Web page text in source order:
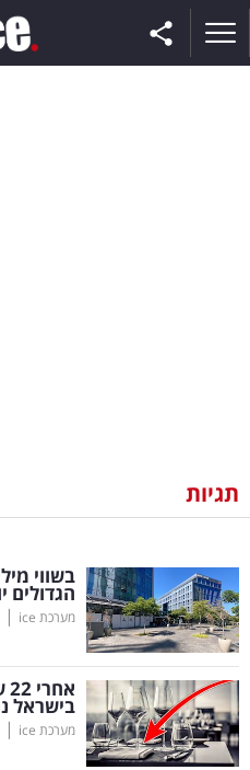
וצרכנות
דיגיטל
וטק
שיווק
ופרסום
משפט
תגיות
בשווי
הגדולים
מערכת ice |
בישראל
מערכת ice |